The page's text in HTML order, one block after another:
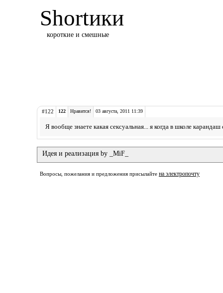
Shortики
короткие и смешные
#122 122 Нравится! 03 августа, 2011 11:39
Я вообще знаете какая сексуальная... я когда в школе
Идея и реализация by _MiF_
Вопросы, пожелания и предложения присылайте на электропочту